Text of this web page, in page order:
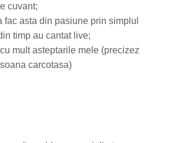
cuvant;
fac asta din pasiune prin simplul
timp au cantat live;
mult asteptarile mele (precizez
carcotasa)